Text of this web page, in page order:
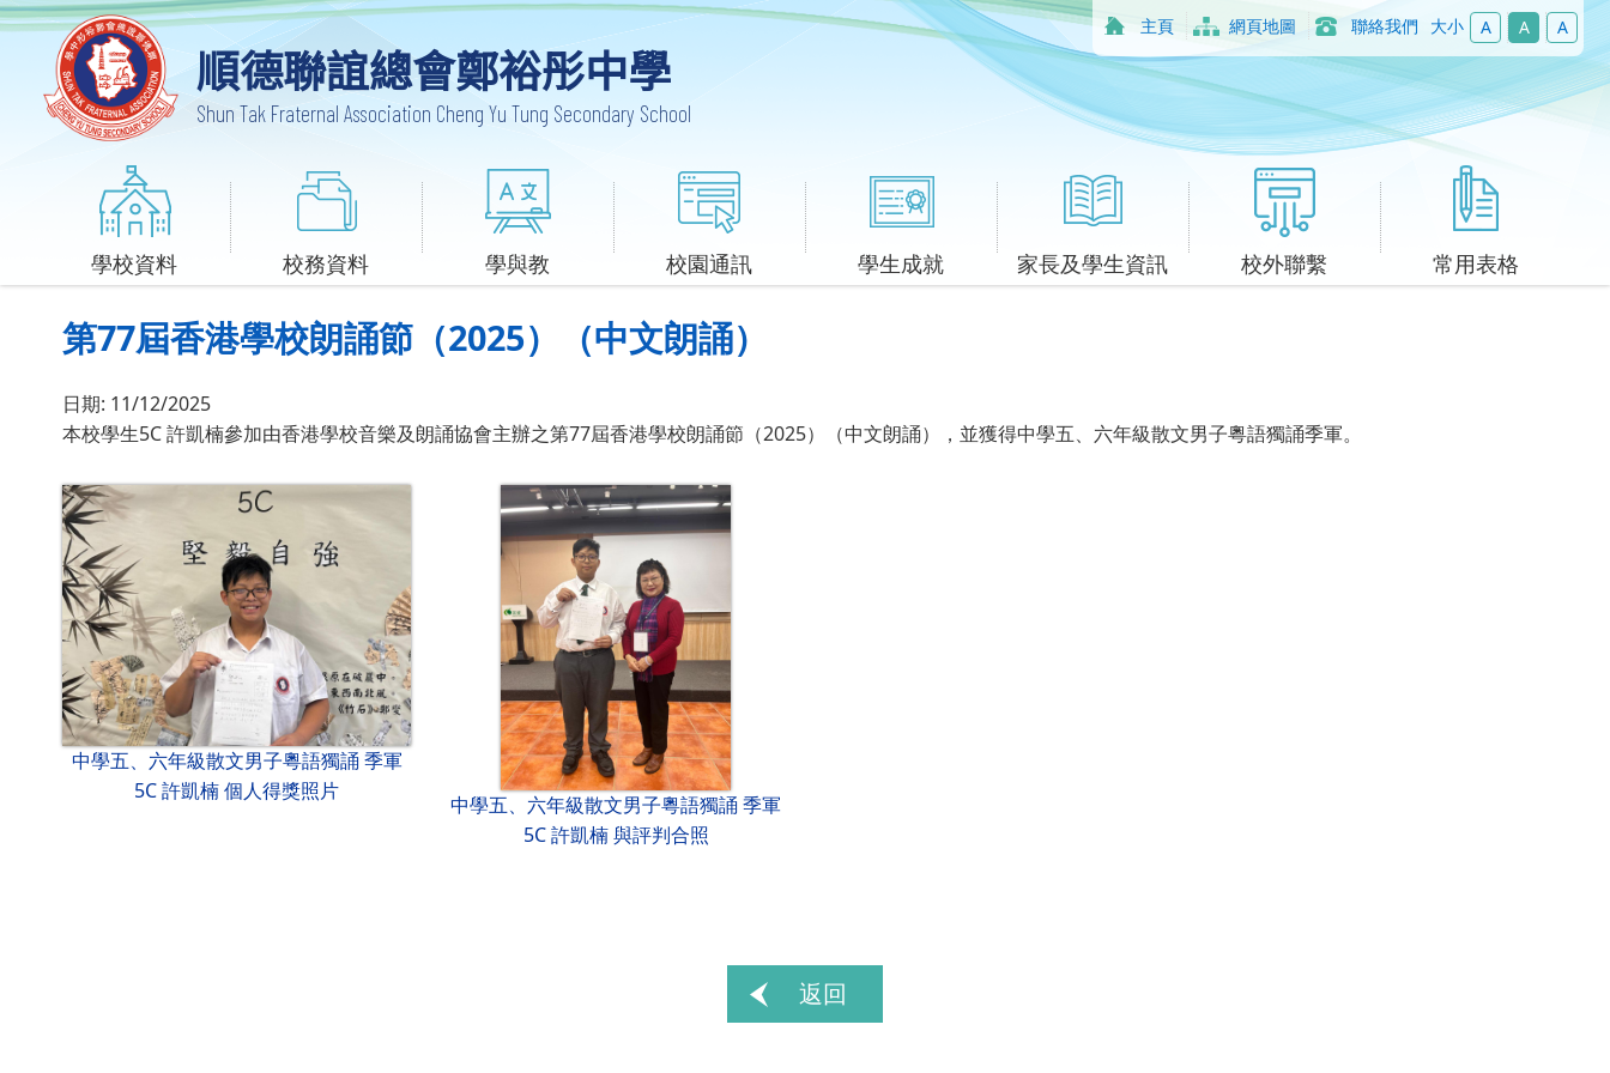
順德聯誼總會鄭裕彤中學
Shun Tak Fraternal Association Cheng Yu Tung Secondary School
主頁 網頁地圖 聯絡我們 大小 A A A
學校資料 校務資料 學與教 校園通訊 學生成就 家長及學生資訊 校外聯繫 常用表格
第77屆香港學校朗誦節（2025）（中文朗誦）
日期: 11/12/2025
本校學生5C 許凱楠參加由香港學校音樂及朗誦協會主辦之第77屆香港學校朗誦節（2025）（中文朗誦），並獲得中學五、六年級散文男子粵語獨誦季軍。
中學五、六年級散文男子粵語獨誦 季軍
5C 許凱楠 個人得獎照片
中學五、六年級散文男子粵語獨誦 季軍
5C 許凱楠 與評判合照
返回